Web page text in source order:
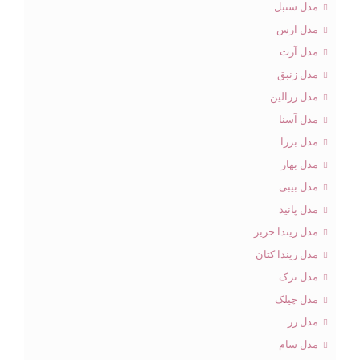
مدل سنبل
مدل ارس
مدل آرت
مدل زنبق
مدل رزالین
مدل آسنا
مدل بررا
مدل بهار
مدل بیبی
مدل پانیذ
مدل ریندا حریر
مدل ریندا کتان
مدل ترک
مدل چیلک
مدل رز
مدل سام